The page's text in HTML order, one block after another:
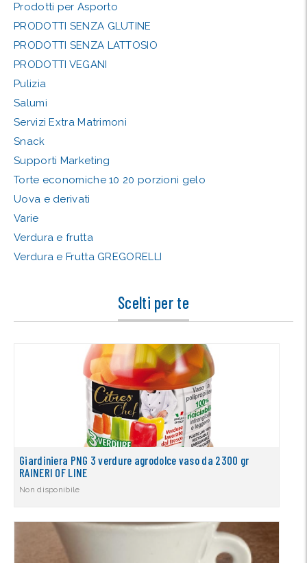
Prodotti per Asporto
PRODOTTI SENZA GLUTINE
PRODOTTI SENZA LATTOSIO
PRODOTTI VEGANI
Pulizia
Salumi
Servizi Extra Matrimoni
Snack
Supporti Marketing
Torte economiche 10 20 porzioni gelo
Uova e derivati
Varie
Verdura e frutta
Verdura e Frutta GREGORELLI
Scelti per te
Giardiniera PNG 3 verdure agrodolce vaso da 2300 gr
RAINERI OF LINE
Non disponibile